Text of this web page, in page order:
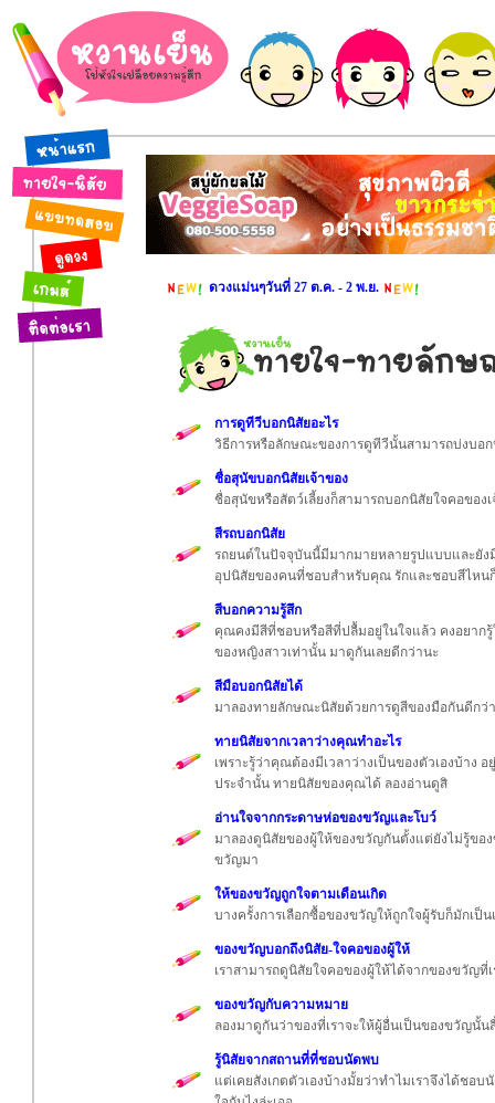
ดวงแม่นๆวันที่ 27 ต.ค. - 2 พ.ย.
การดูทีวีบอกนิสัยอะไร
วิธีการหรือลักษณะของการดูทีวีนั้นสามารถบ่งบอ
ชื่อสุนัขบอกนิสัยเจ้าของ
ชื่อสุนัขหรือสัตว์เลี้ยงก็สามารถบอกนิสัยใจคอขอ
สีรถบอกนิสัย
รถยนต์ในปัจจุบันนี้มีมากมายหลายรูปแบบและยัง
อุปนิสัยของคนที่ชอบสำหรับคุณ รักและชอบสีไหน
สีบอกความรู้สึก
คุณคงมีสีที่ชอบหรือสีที่ปลื้มอยู่ในใจแล้ว คงอยาก
ของหญิงสาวเท่านั้น มาดูกันเลยดีกว่านะ
สีมือบอกนิสัยได้
มาลองทายลักษณะนิสัยด้วยการดูสีของมือกันดีกว่า
ทายนิสัยจากเวลาว่างคุณทำอะไร
เพราะรู้ว่าคุณต้องมีเวลาว่างเป็นของตัวเองบ้า
ประจำนั้น ทายนิสัยของคุณได้ ลองอ่านดูสิ
อ่านใจจากกระดาษห่อของขวัญและโบว์
มาลองดูนิสัยของผู้ให้ของขวัญกันตั้งแต่ยังไม่รู้ขอ
ขวัญมา
ให้ของขวัญถูกใจตามเดือนเกิด
บางครั้งการเลือกซื้อของขวัญให้ถูกใจผู้รับก็มักเป็
ของขวัญบอกถึงนิสัย-ใจคอของผู้ให้
เราสามารถดูนิสัยใจคอของผู้ให้ได้จากของขวัญที่
ของขวัญกับความหมาย
ลองมาดูกันว่าของที่เราจะให้ผู้อื่นเป็นของขวัญนั้น
รู้นิสัยจากสถานที่ที่ชอบนัดพบ
แต่เคยสังเกตตัวเองบ้างมั้ยว่าทำไมเราจึงได้ชอ